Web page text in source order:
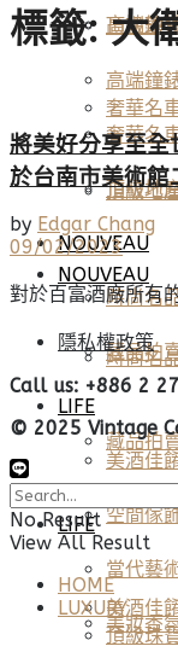
高端鐘
奢華名
頂級地
NOUVEAU
時尚名
藏品拍
LIFE
美酒佳
頂級珠
高端鐘
奢華名
頂級地
NOUVEAU
時尚名
藏品拍
LIFE
美酒佳
空間傢
當代藝
美妝香
標籤:大
將美好分享至
於台南市美術
by Edgar Chang
09/02/2023
對於百富酒廠所有
隱私權政策
Call us: +886 2
© 2025 Vintage
No Result
View All Result
HOME
LUXURY
頂級珠